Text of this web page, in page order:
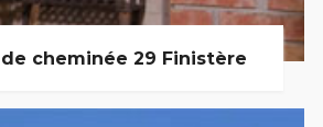
cheminée 29 Finistère